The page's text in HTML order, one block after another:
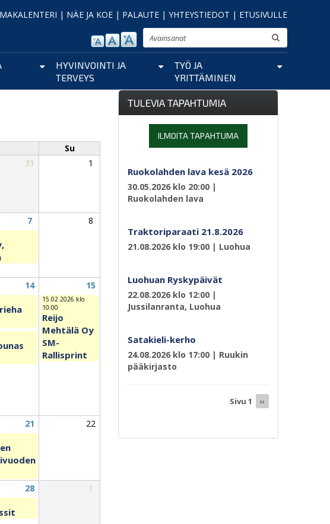
| NÄE JA KOE | PALAUTE | YHTEYSTIEDOT | ETUSIVULLE
Etsi
HYVINVOINTI JA
TERVEYS
TYÖ JA
YRITTÄMINEN
Su
31 1
7 8
14 15
15.02.2026 klo
10:00
Reijo
Mehtälä Oy
SM-
Rallisprint
21 22
28 1
TULEVIA TAPAHTUMIA
ILMOITA TAPAHTUMA
Ruokolahden lava kesä 2026
30.05.2026 klo 20:00 |
Ruokolahden lava
Traktoriparaati 21.8.2026
21.08.2026 klo 19:00 | Luohua
Luohuan Ryskypäivät
22.08.2026 klo 12:00 |
Jussilanranta, Luohua
Satakieli-kerho
24.08.2026 klo 17:00 | Ruukin
pääkirjasto
Sivu 1
Seuraava
sivu
››